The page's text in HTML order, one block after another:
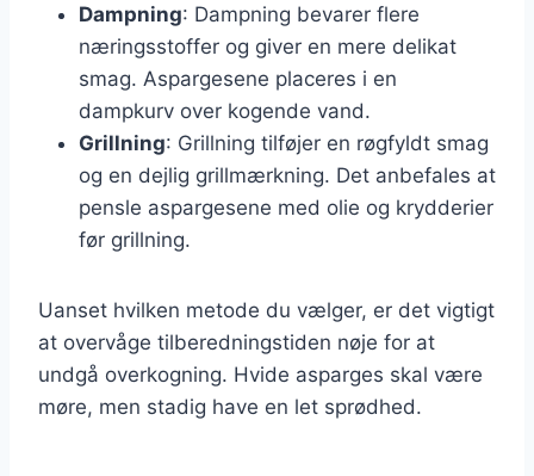
Dampning: Dampning bevarer flere
næringsstoffer og giver en mere delikat
smag. Aspargesene placeres i en
dampkurv over kogende vand.
Grillning: Grillning tilføjer en røgfyldt smag
og en dejlig grillmærkning. Det anbefales at
pensle aspargesene med olie og krydderier
før grillning.
Uanset hvilken metode du vælger, er det vigtigt
at overvåge tilberedningstiden nøje for at
undgå overkogning. Hvide asparges skal være
møre, men stadig have en let sprødhed.